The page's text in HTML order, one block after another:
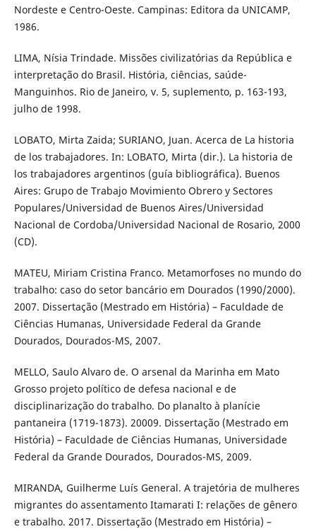
Nordeste e Centro-Oeste. Campinas: Editora da UNICAMP,
1986.
LIMA, Nísia Trindade. Missões civilizatórias da República e
interpretação do Brasil. História, ciências, saúde-
Manguinhos. Rio de Janeiro, v. 5, suplemento, p. 163-193,
julho de 1998.
LOBATO, Mirta Zaida; SURIANO, Juan. Acerca de La historia
de los trabajadores. In: LOBATO, Mirta (dir.). La historia de
los trabajadores argentinos (guía bibliográfica). Buenos
Aires: Grupo de Trabajo Movimiento Obrero y Sectores
Populares/Universidad de Buenos Aires/Universidad
Nacional de Cordoba/Universidad Nacional de Rosario, 2000
(CD).
MATEU, Miriam Cristina Franco. Metamorfoses no mundo do
trabalho: caso do setor bancário em Dourados (1990/2000).
2007. Dissertação (Mestrado em História) – Faculdade de
Ciências Humanas, Universidade Federal da Grande
Dourados, Dourados-MS, 2007.
MELLO, Saulo Alvaro de. O arsenal da Marinha em Mato
Grosso projeto político de defesa nacional e de
disciplinarização do trabalho. Do planalto à planície
pantaneira (1719-1873). 20009. Dissertação (Mestrado em
História) – Faculdade de Ciências Humanas, Universidade
Federal da Grande Dourados, Dourados-MS, 2009.
MIRANDA, Guilherme Luís General. A trajetória de mulheres
migrantes do assentamento Itamarati I: relações de gênero
e trabalho. 2017. Dissertação (Mestrado em História) –